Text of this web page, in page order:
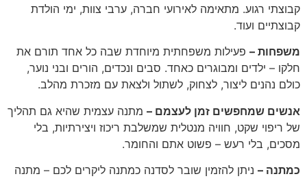
קבוצתי רגוע. מתאימה לאירועי חברה, ערבי צוות, ימי הולדת
קבוצתיים ועוד.
משפחות – פעילות משפחתית מיוחדת שבה כל אחד תורם את
חלקו – ילדים ומבוגרים כאחד. סבים ונכדים, הורים ובני נוער,
כולם נהנים ליצור, לצחוק, לשתול ולצאת עם מזכרת מהלב.
אנשים שמחפשים זמן לעצמם – מתנה עצמית שהיא גם תהליך
של ריפוי שקט, חוויה מנטלית שמשלבת ריכוז ויצירתיות, בלי
מסכים, בלי רעש – פשוט אתם והחומר.
כמתנה – ניתן להזמין שובר לסדנה כמתנה ליקרים לכם – מתנה